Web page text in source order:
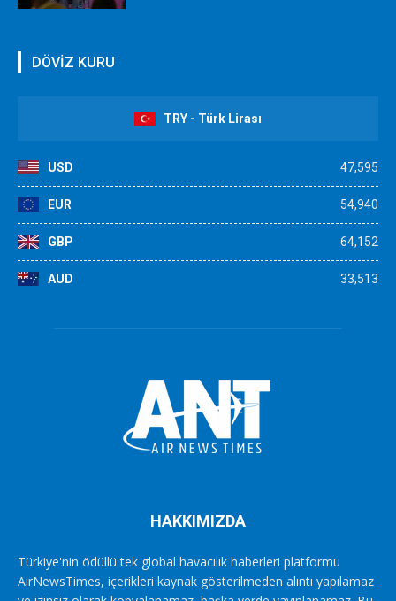
DÖVİZ KURU
TRY - Türk Lirası
USD 47,595
EUR 54,940
GBP 64,152
AUD 33,513
HAKKIMIZDA
Türkiye'nin ödüllü tek global havacılık haberleri platformu
AirNewsTimes, içerikleri kaynak gösterilmeden alıntı yapılamaz